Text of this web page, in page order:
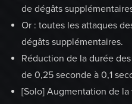
de dégâts
Or : toutes les attaques
dégâts supplémentaires.
Réduction de la durée
de 0,25 seconde à 0,1
[Solo] Augmentation de